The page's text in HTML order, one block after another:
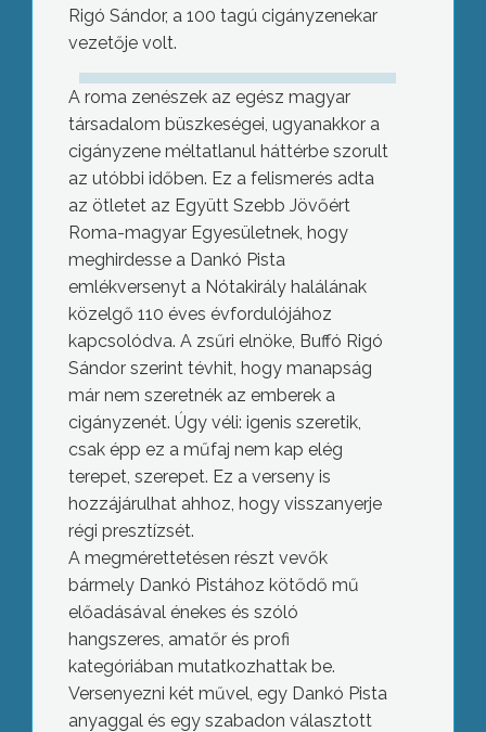
Rigó Sándor, a 100 tagú cigányzenekar
vezetője volt.
A roma zenészek az egész magyar
társadalom büszkeségei, ugyanakkor a
cigányzene méltatlanul háttérbe szorult
az utóbbi időben. Ez a felismerés adta
az ötletet az Együtt Szebb Jövőért
Roma-magyar Egyesületnek, hogy
meghirdesse a Dankó Pista
emlékversenyt a Nótakirály halálának
közelgő 110 éves évfordulójához
kapcsolódva. A zsűri elnöke, Buffó Rigó
Sándor szerint tévhit, hogy manapság
már nem szeretnék az emberek a
cigányzenét. Úgy véli: igenis szeretik,
csak épp ez a műfaj nem kap elég
terepet, szerepet. Ez a verseny is
hozzájárulhat ahhoz, hogy visszanyerje
régi presztízsét.
A megmérettetésen részt vevők
bármely Dankó Pistához kötődő mű
előadásával énekes és szóló
hangszeres, amatőr és profi
kategóriában mutatkozhattak be.
Versenyezni két művel, egy Dankó Pista
anyaggal és egy szabadon választott